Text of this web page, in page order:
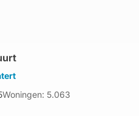
Woningen: 5.063